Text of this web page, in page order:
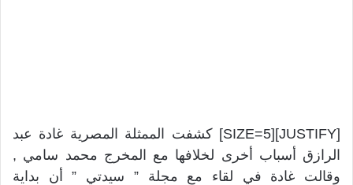
[JUSTIFY][SIZE=5] كشفت الممثلة المصرية غادة عبد
الرازق أسباب أخرى لخلافها مع المخرج محمد سامي ,
وقالت غادة في لقاء مع مجلة ” سيدتي ” أن بداية